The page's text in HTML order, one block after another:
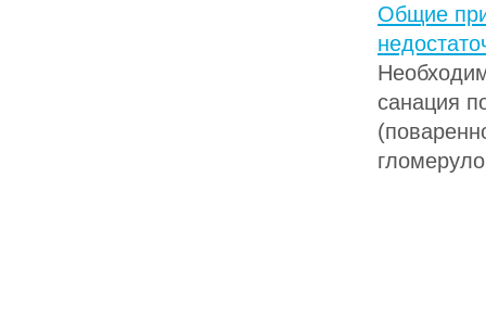
Общие
санация